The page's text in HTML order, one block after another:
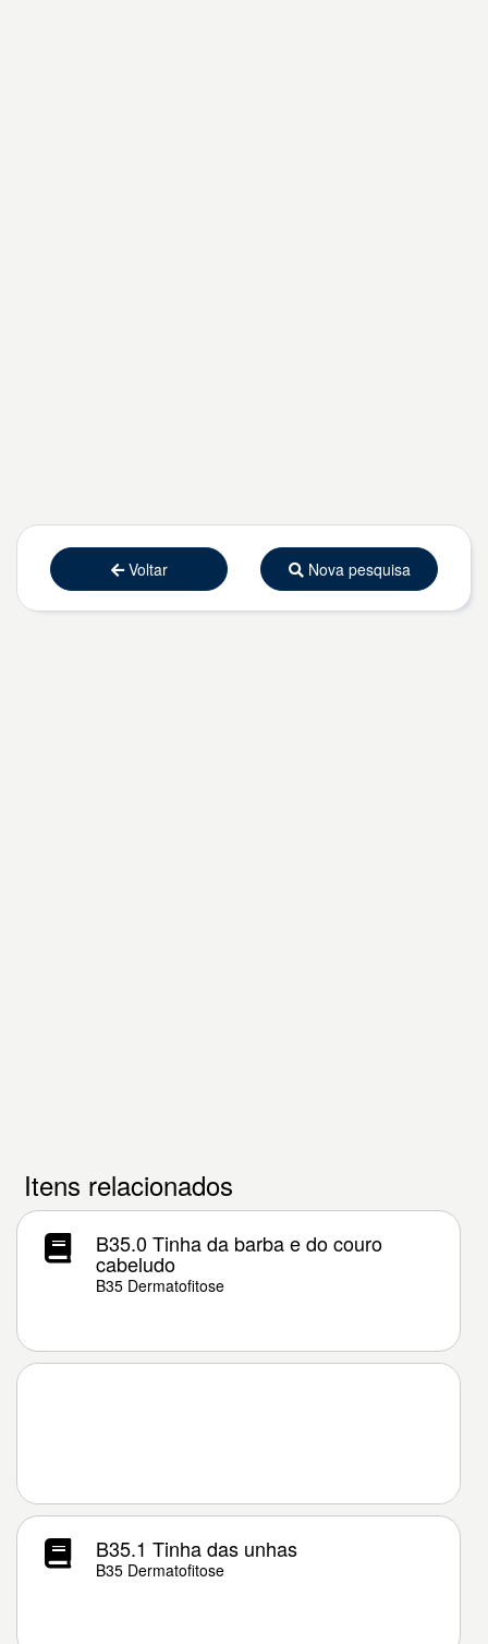
Voltar Nova pesquisa
Itens relacionados
B35.0 Tinha da barba e do couro
cabeludo
B35 Dermatofitose
B35.1 Tinha das unhas
B35 Dermatofitose